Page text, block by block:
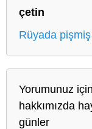
çetin
Rüyada
Yorumunuz
hakkımızda
günler